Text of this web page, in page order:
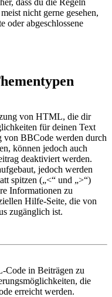
nicht gerne gesehen,
oder abgeschlossene
von HTML, die dir
für deinen Text
von BBCode werden durch
können jedoch auch
deaktiviert werden.
jedoch werden
spitzen („<“ und „>“)
Informationen zu
Hilfe-Seite, die von
zugänglich ist.
Code in Beiträgen zu
die
erreicht werden.